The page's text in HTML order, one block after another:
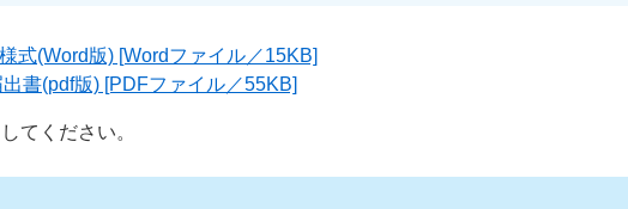
式(Word版) [Wordファイル／15KB]
書(pdf版) [PDFファイル／55KB]
てください。